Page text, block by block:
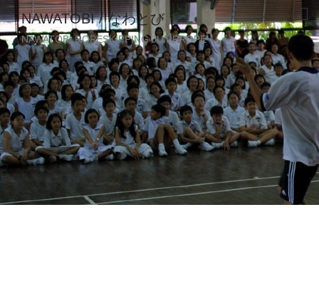
NAWATOBI / なわとび
NAWATOBI ROPESKIPPING JUMPROPE